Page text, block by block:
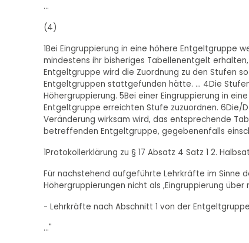
...
(4)
1Bei Eingruppierung in eine höhere Entgeltgruppe
mindestens ihr bisheriges Tabellenentgelt
Entgeltgruppe wird die Zuordnung zu den Stufen
Entgeltgruppen stattgefunden hätte. ... 4Die
Höhergruppierung. 5Bei einer Eingruppierung in
Entgeltgruppe erreichten Stufe zuzuordnen. 6Die/
Veränderung wirksam wird, das entsprechende
betreffenden Entgeltgruppe, gegebenenfalls
1Protokollerklärung zu § 17 Absatz 4 Satz 1 2.
Für nachstehend aufgeführte Lehrkräfte im Sinne
Höhergruppierungen nicht als ,Eingruppierung
- Lehrkräfte nach Abschnitt 1 von der Entgeltgruppe
..."